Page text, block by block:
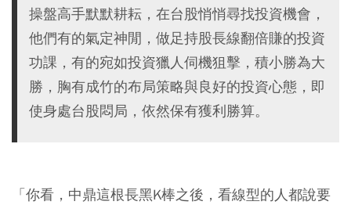
操盤高手默默耕耘，在台股悄悄尋找投資機會，
他們有的氣定神閒，做足持股長線翻倍賺的投資
功課，有的宛如投資獵人伺機狙擊，積小勝為大
勝，胸有成竹的布局策略與良好的投資心態，即
使身處台股悶局，依然保有獲利勝算。
「你看，中鼎這根長黑K棒之後，看線型的人都說要